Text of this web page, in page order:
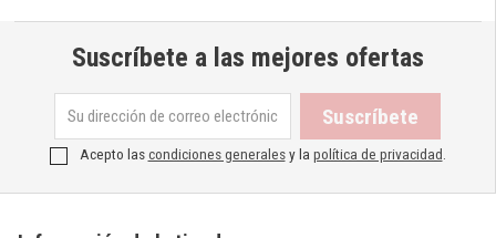
Suscríbete a las mejores ofertas
Acepto lascondiciones generalesy la política de privacidad